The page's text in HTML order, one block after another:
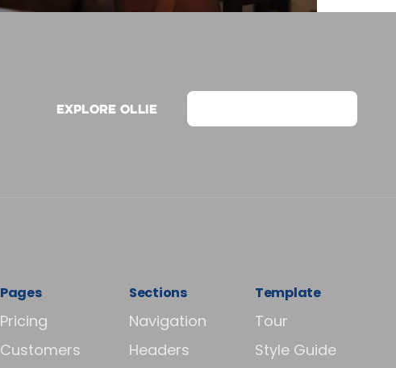
Explore Ollie
Pages
Pricing
Customers
Sections
Navigation
Headers
Template
Tour
Style Guide